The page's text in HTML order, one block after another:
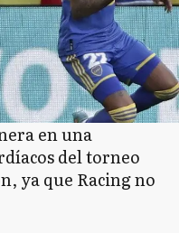
en una
del torneo
ya que Racing no